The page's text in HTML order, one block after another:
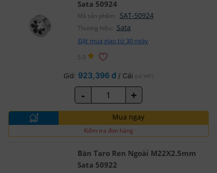
Sata 50924
Mã sản phẩm: SAT-50924
Thương hiệu: Sata
Đặt mua giao từ 30 ngày
5.0
Giá: 923,396 đ / Cái (có VAT)
- +
Mua ngay
Kiểm tra đơn hàng
Bàn Taro Ren Ngoài M22X2.5mm
Sata 50922